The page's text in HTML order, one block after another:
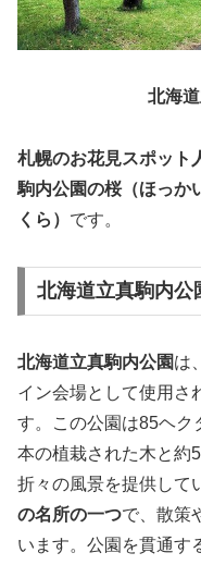
北海
札幌のお花見スポット
駒内公園の桜（ほっか
くら） です。
北海道立真駒内公
北海道立真駒内公園は
イン会場として使用さ
す。この公園は85ヘク
本の植栽された木と約
折々の風景を提供して
の名所の一つで、散策
います。公園を貫通す